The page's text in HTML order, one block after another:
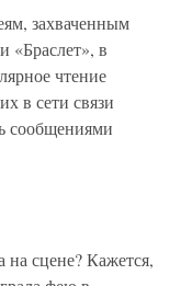
захваченным
«Браслет», в
чтение
в сети связи
сообщениями
сцене? Кажется,